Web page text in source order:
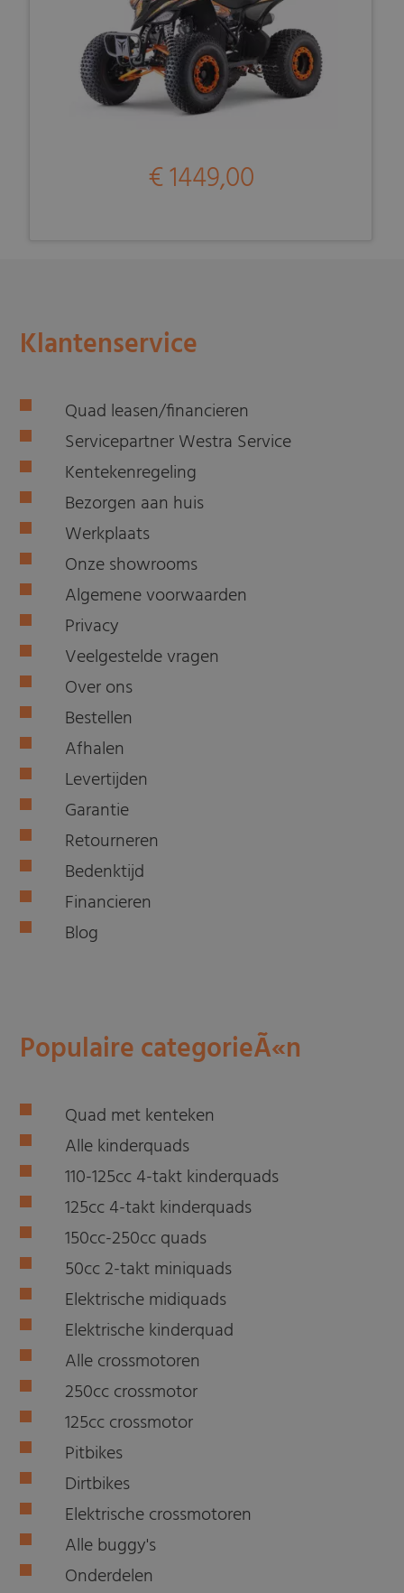
€ 1449,00
Klantenservice
Quad leasen/financieren
Servicepartner Westra Service
Kentekenregeling
Bezorgen aan huis
Werkplaats
Onze showrooms
Algemene voorwaarden
Privacy
Veelgestelde vragen
Over ons
Bestellen
Afhalen
Levertijden
Garantie
Retourneren
Bedenktijd
Financieren
Blog
Populaire categorieÃ«n
Quad met kenteken
Alle kinderquads
110-125cc 4-takt kinderquads
125cc 4-takt kinderquads
150cc-250cc quads
50cc 2-takt miniquads
Elektrische midiquads
Elektrische kinderquad
Alle crossmotoren
250cc crossmotor
125cc crossmotor
Pitbikes
Dirtbikes
Elektrische crossmotoren
Alle buggy's
Onderdelen